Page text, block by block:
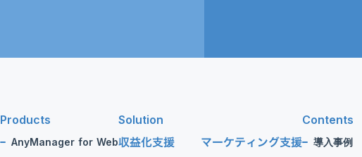
Products
AnyManager for Web
Solution
収益化支援 マーケティング支援
Contents
導入事例